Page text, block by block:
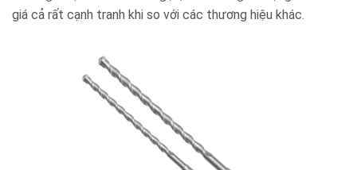
giá cả rất cạnh tranh khi so với các thương hiệu khác.